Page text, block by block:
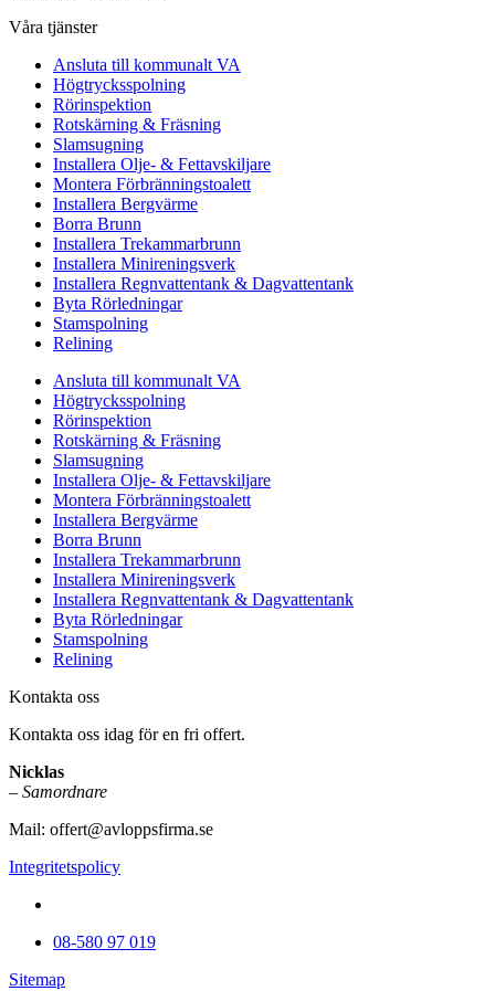
Våra tjänster
Ansluta till kommunalt VA
Högtrycksspolning
Rörinspektion
Rotskärning & Fräsning
Slamsugning
Installera Olje- & Fettavskiljare
Montera Förbränningstoalett
Installera Bergvärme
Borra Brunn
Installera Trekammarbrunn
Installera Minireningsverk
Installera Regnvattentank & Dagvattentank
Byta Rörledningar
Stamspolning
Relining
Ansluta till kommunalt VA
Högtrycksspolning
Rörinspektion
Rotskärning & Fräsning
Slamsugning
Installera Olje- & Fettavskiljare
Montera Förbränningstoalett
Installera Bergvärme
Borra Brunn
Installera Trekammarbrunn
Installera Minireningsverk
Installera Regnvattentank & Dagvattentank
Byta Rörledningar
Stamspolning
Relining
Kontakta oss
Kontakta oss idag för en fri offert.
Nicklas
– Samordnare
Mail: offert@avloppsfirma.se
Integritetspolicy
08-580 97 019
Sitemap